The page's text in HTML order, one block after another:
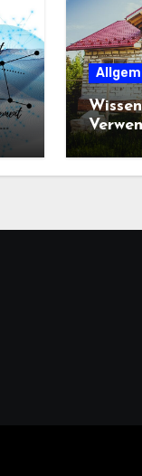
beim